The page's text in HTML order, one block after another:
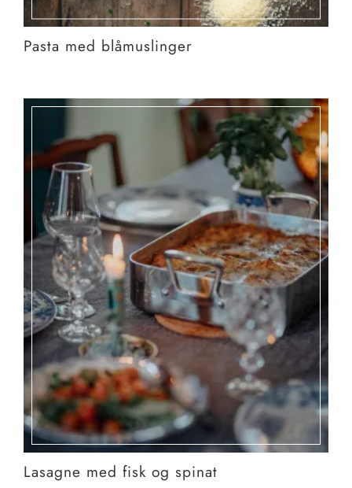
Pasta med blåmuslinger
Lasagne med fisk og spinat